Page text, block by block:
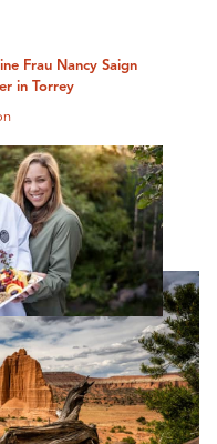
Frau Nancy Saign
in Torrey